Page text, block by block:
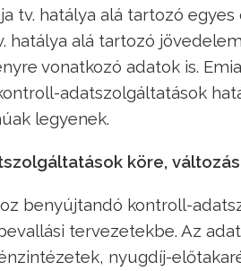
tv. hatálya alá tartozó
hatálya alá tartozó
vonatkozó adatok is.
adatszolgáltatások
legyenek.
köre,
benyújtandó kontroll-
tervezetekbe. Az
nyugdíj-